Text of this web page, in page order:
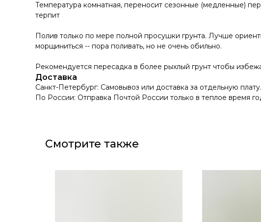
Температура комнатная, переносит сезонные (медленные)
терпит
Полив только по мере полной просушки грунта. Лучше
морщиниться -- пора поливать, но не очень обильно.
Рекомендуется пересадка в более рыхлый грунт чтобы
Доставка
Санкт-Петербург: Самовывоз или доставка за отдельную
По России: Отправка Почтой России только в теплое время
Смотрите также